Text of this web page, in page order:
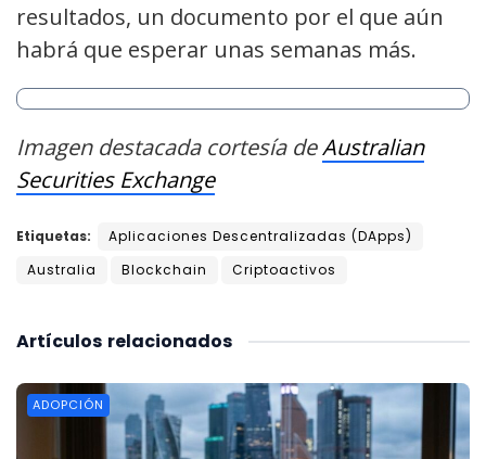
resultados, un documento por el que aún
habrá que esperar unas semanas más.
Imagen destacada cortesía deAustralian
Securities Exchange
Etiquetas:
Aplicaciones Descentralizadas (DApps)
Australia
Blockchain Criptoactivos
relacionados
Artículos
ADOPCIÓN